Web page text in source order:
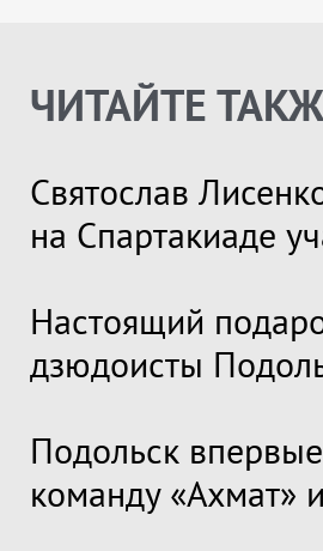
ЧИТАЙТЕ
Святослав
на Спартакиаде
Настоящий
дзюдоисты
Подольск
команду «Ахмат»